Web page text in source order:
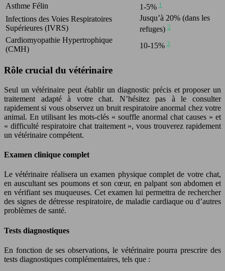
Asthme Félin
1-5% 1
Infections des Voies Respiratoires
Supérieures (IVRS)
Jusqu’à 20% (dans les
refuges) 2
Cardiomyopathie Hypertrophique
(CMH)
10-15% 3
Rôle crucial du vétérinaire
Seul un vétérinaire peut établir un diagnostic précis et proposer un
traitement adapté à votre chat. N’hésitez pas à le consulter
rapidement si vous observez un bruit respiratoire anormal chez votre
animal. En utilisant les mots-clés « souffle anormal chat causes » et
« difficulté respiratoire chat traitement », vous trouverez rapidement
un vétérinaire compétent.
Examen clinique complet
Le vétérinaire réalisera un examen physique complet de votre chat,
en auscultant ses poumons et son cœur, en palpant son abdomen et
en vérifiant ses muqueuses. Cet examen lui permettra de rechercher
des signes de détresse respiratoire, de maladie cardiaque ou d’autres
problèmes de santé.
Tests diagnostiques
En fonction de ses observations, le vétérinaire pourra prescrire des
tests diagnostiques complémentaires, tels que :